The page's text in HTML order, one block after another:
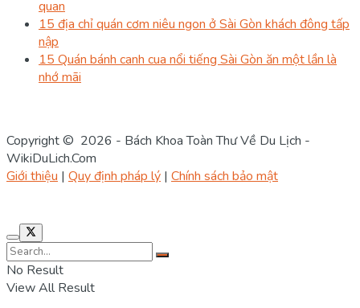
quan
15 địa chỉ quán cơm niêu ngon ở Sài Gòn khách đông tấp
nập
15 Quán bánh canh cua nổi tiếng Sài Gòn ăn một lần là
nhớ mãi
Copyright © 2026 - Bách Khoa Toàn Thư Về Du Lịch -
WikiDuLich.Com
Giới thiệu | Quy định pháp lý | Chính sách bảo mật
No Result
View All Result